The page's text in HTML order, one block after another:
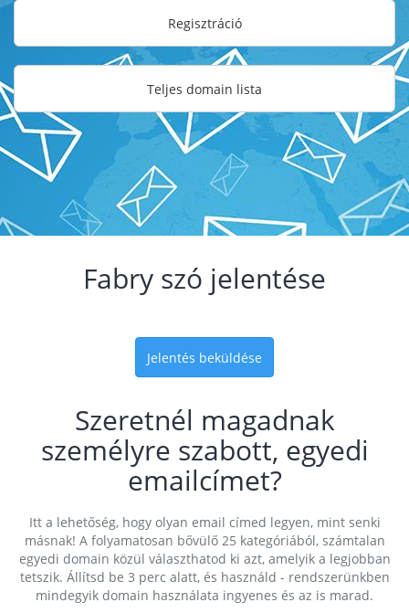
Regisztráció
Teljes domain lista
Fabry szó jelentése
Jelentés beküldése
Szeretnél magadnak
személyre szabott, egyedi
emailcímet?
Itt a lehetőség, hogy olyan email címed legyen, mint senki
másnak! A folyamatosan bővülő 25 kategóriából, számtalan
egyedi domain közül választhatod ki azt, amelyik a legjobban
tetszik. Állítsd be 3 perc alatt, és használd - rendszerünkben
mindegyik domain használata ingyenes és az is marad.